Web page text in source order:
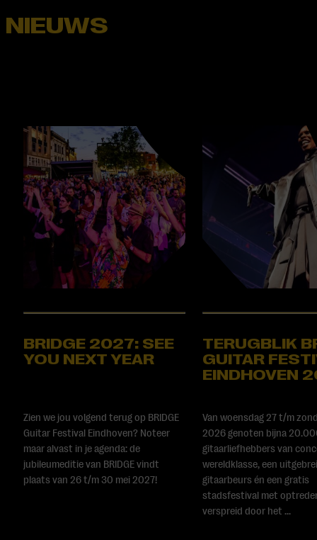
NIEUWS
BRIDGE 2027: SEE
YOU NEXT YEAR
Zien we jou volgend terug op BRIDGE
Guitar Festival Eindhoven? Noteer
maar alvast in je agenda: de
jubileumeditie van BRIDGE vindt
plaats van 26 t/m 30 mei 2027!
TERUGBLIK
GUITAR
EINDHOVEN
Van woensdag 27 t/m
2026 genoten bijna
gitaarliefhebbers van
wereldklasse, een
gitaarbeurs én een gratis
stadsfestival met
verspreid door het ...